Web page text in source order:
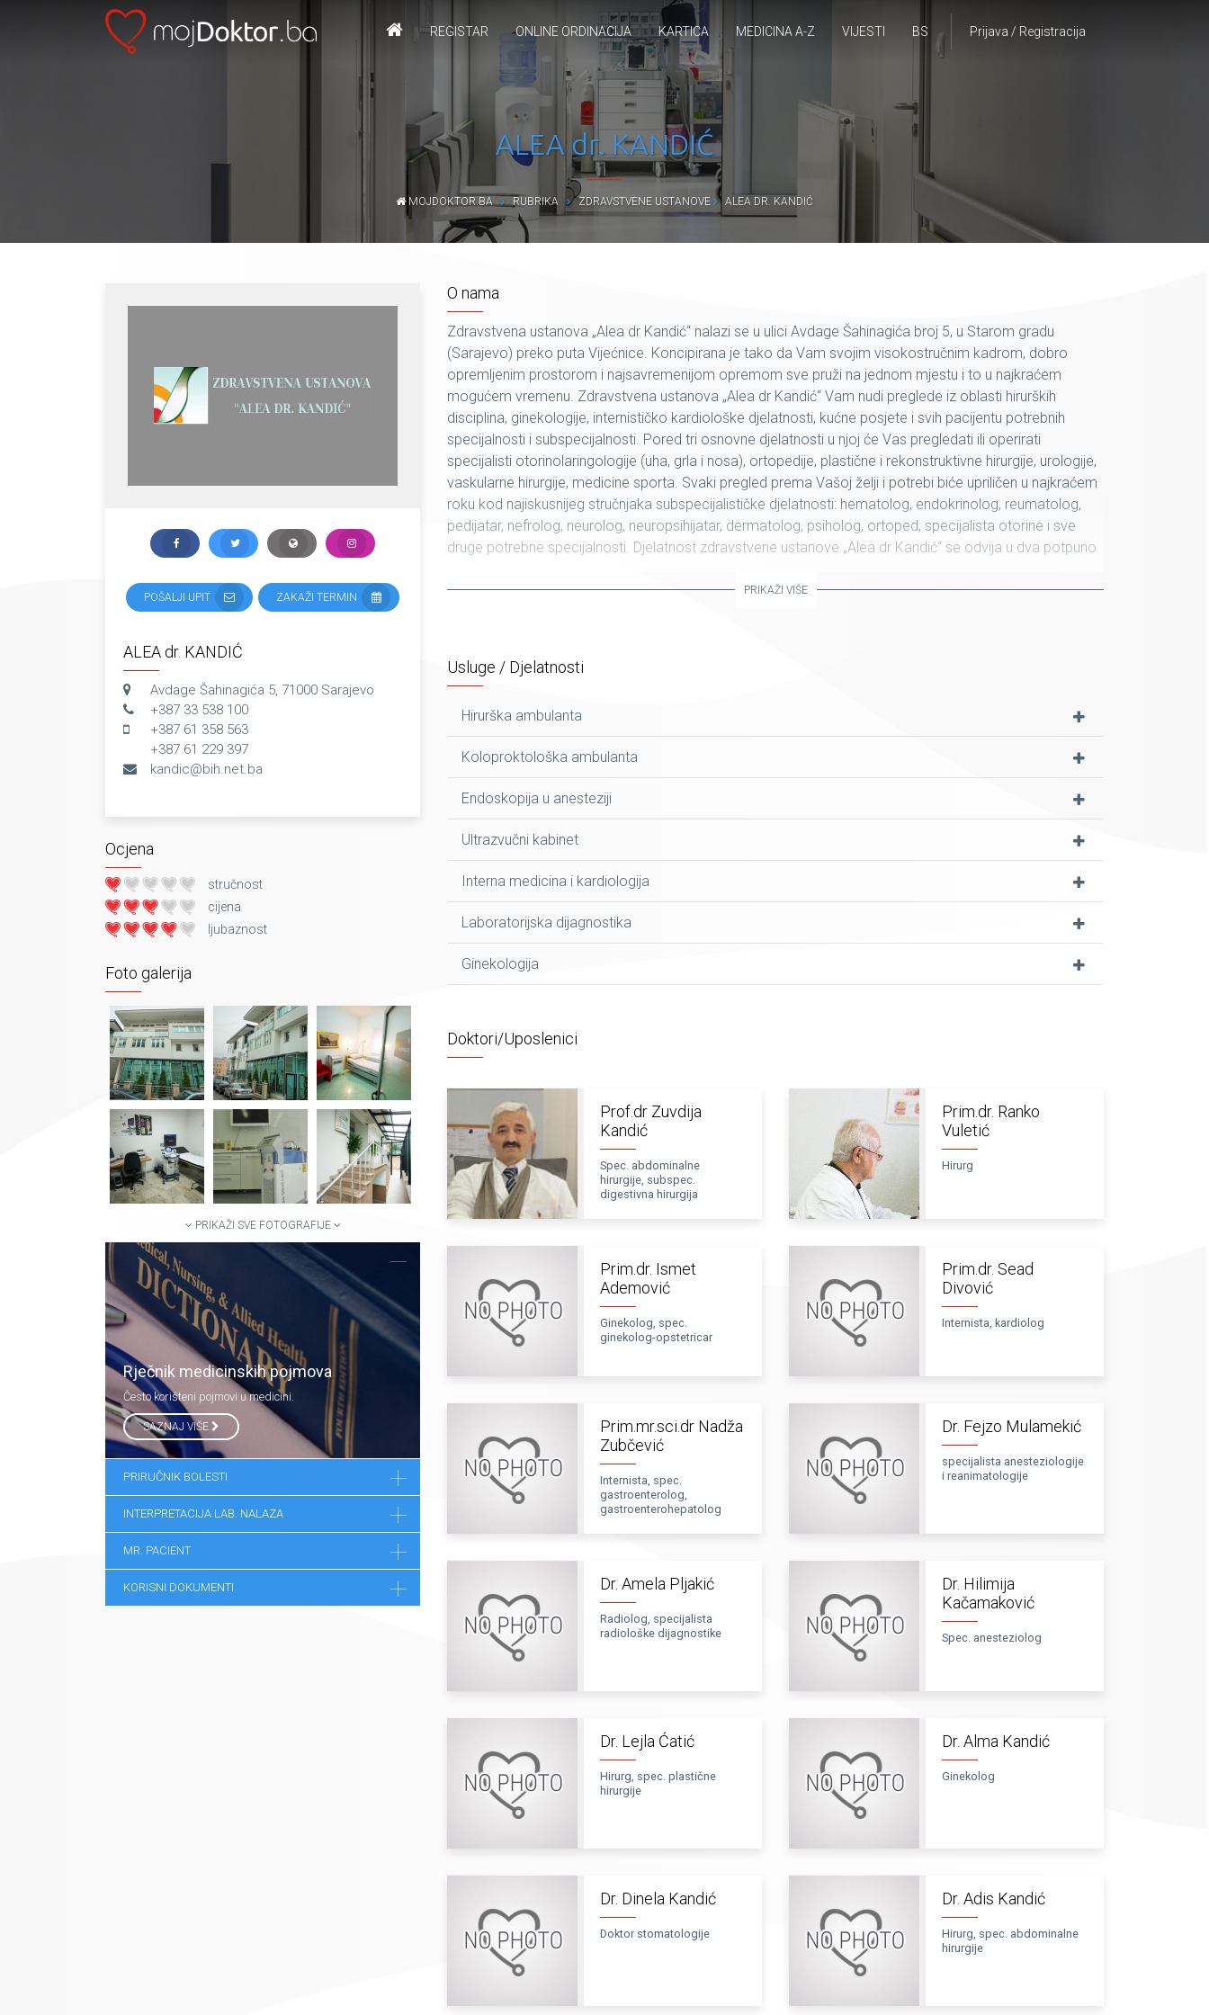
Prijava / Registracija
REGISTAR ONLINE ORDINACIJA KARTICA MEDICINA A-Z VIJESTI BS
ALEA dr. KANDIĆ
MOJDOKTOR.BA RUBRIKA ZDRAVSTVENE USTANOVE ALEA DR. KANDIĆ
ZAKAŽI TERMIN
POŠALJI UPIT
ALEA dr. KANDIĆ
Avdage Šahinagića 5, 71000 Sarajevo
+387 33 538 100
+387 61 358 563
+387 61 229 397
kandic@bih.net.ba
Ocjena
stručnost
cijena
ljubaznost
Foto galerija
PRIKAŽI SVE FOTOGRAFIJE
Rječnik medicinskih pojmova
Često korišteni pojmovi u medicini.
SAZNAJ VIŠE
PRIRUČNIK BOLESTI
INTERPRETACIJA LAB. NALAZA
MR. PACIENT
KORISNI DOKUMENTI
O nama
Zdravstvena ustanova „Alea dr Kandić“ nalazi se u ulici Avdage Šahinagića broj 5, u Starom gradu
(Sarajevo) preko puta Vijećnice. Koncipirana je tako da Vam svojim visokostručnim kadrom, dobro
opremljenim prostorom i najsavremenijom opremom sve pruži na jednom mjestu i to u najkraćem
mogućem vremenu. Zdravstvena ustanova „Alea dr Kandić“ Vam nudi preglede iz oblasti hirurških
disciplina, ginekologije, internističko kardiološke djelatnosti, kućne posjete i svih pacijentu potrebnih
specijalnosti i subspecijalnosti. Pored tri osnovne djelatnosti u njoj će Vas pregledati ili operirati
specijalisti otorinolaringologije (uha, grla i nosa), ortopedije, plastične i rekonstruktivne hirurgije, urologije,
vaskularne hirurgije, medicine sporta. Svaki pregled prema Vašoj želji i potrebi biće upriličen u najkraćem
roku kod najiskusnijeg stručnjaka subspecijalističke djelatnosti: hematolog, endokrinolog, reumatolog,
pedijatar, nefrolog, neurolog, neuropsihijatar, dermatolog, psiholog, ortoped, specijalista otorine i sve
druge potrebne specijalnosti. Djelatnost zdravstvene ustanove „Alea dr Kandić“ se odvija u dva potpuno
PRIKAŽI VIŠE
Usluge / Djelatnosti
Hirurška ambulanta
Koloproktološka ambulanta
Endoskopija u anesteziji
Ultrazvučni kabinet
Interna medicina i kardiologija
Laboratorijska dijagnostika
Ginekologija
Doktori/Uposlenici
Prof.dr Zuvdija
Kandić
Spec. abdominalne
hirurgije, subspec.
digestivna hirurgija
Prim.dr. Ranko
Vuletić
Hirurg
Prim.dr. Ismet
Ademović
Ginekolog, spec.
ginekolog-opstetricar
Prim.dr. Sead
Divović
Internista, kardiolog
Prim.mr.sci.dr Nadža
Zubčević
Internista, spec.
gastroenterolog,
gastroenterohepatolog
Dr. Fejzo Mulamekić
specijalista anesteziologije
i reanimatologije
Dr. Amela Pljakić
Radiolog, specijalista
radiološke dijagnostike
Dr. Hilimija
Kačamaković
Spec. anesteziolog
Dr. Lejla Ćatić
Hirurg, spec. plastične
hirurgije
Dr. Alma Kandić
Ginekolog
Dr. Dinela Kandić
Doktor stomatologije
Dr. Adis Kandić
Hirurg, spec. abdominalne
hirurgije